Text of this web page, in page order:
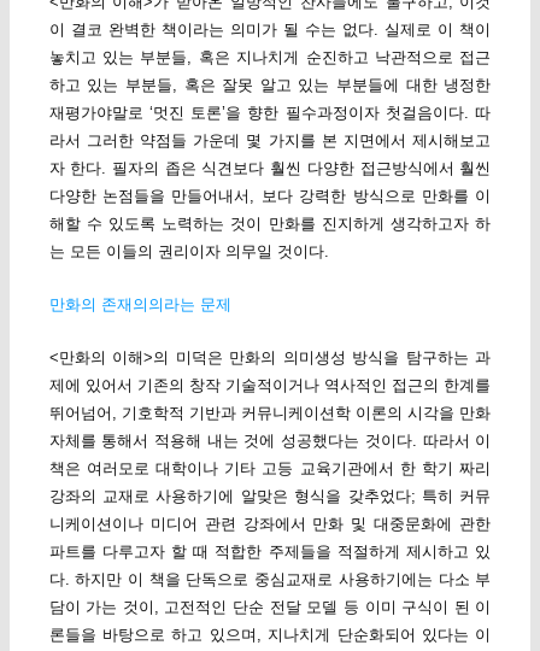
이 결코 완벽한 책이라는 의미가 될 수는 없다. 실제로 이 책이
놓치고 있는 부분들, 혹은 지나치게 순진하고 낙관적으로 접근
하고 있는 부분들, 혹은 잘못 알고 있는 부분들에 대한 냉정한
재평가야말로 ‘멋진 토론’을 향한 필수과정이자 첫걸음이다. 따
라서 그러한 약점들 가운데 몇 가지를 본 지면에서 제시해보고
자 한다. 필자의 좁은 식견보다 훨씬 다양한 접근방식에서 훨씬
다양한 논점들을 만들어내서, 보다 강력한 방식으로 만화를 이
해할 수 있도록 노력하는 것이 만화를 진지하게 생각하고자 하
는 모든 이들의 권리이자 의무일 것이다.
만화의 존재의의라는 문제
<만화의 이해>의 미덕은 만화의 의미생성 방식을 탐구하는 과
제에 있어서 기존의 창작 기술적이거나 역사적인 접근의 한계를
뛰어넘어, 기호학적 기반과 커뮤니케이션학 이론의 시각을 만화
자체를 통해서 적용해 내는 것에 성공했다는 것이다. 따라서 이
책은 여러모로 대학이나 기타 고등 교육기관에서 한 학기 짜리
강좌의 교재로 사용하기에 알맞은 형식을 갖추었다; 특히 커뮤
니케이션이나 미디어 관련 강좌에서 만화 및 대중문화에 관한
파트를 다루고자 할 때 적합한 주제들을 적절하게 제시하고 있
다. 하지만 이 책을 단독으로 중심교재로 사용하기에는 다소 부
담이 가는 것이, 고전적인 단순 전달 모델 등 이미 구식이 된 이
론들을 바탕으로 하고 있으며, 지나치게 단순화되어 있다는 이